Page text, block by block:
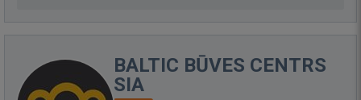
BALTIC BŪVES CENTRS
SIA